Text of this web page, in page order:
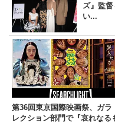
ズ』監
い...
第36回東京国際映画祭、ガラ
レクション部門で『哀れなる